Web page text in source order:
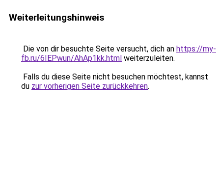
Weiterleitungshinweis
Die von dir besuchte Seite versucht, dich an https://my-
fb.ru/6IEPwun/AhAp1kk.html weiterzuleiten.
Falls du diese Seite nicht besuchen möchtest, kannst
du zur vorherigen Seite zurückkehren.